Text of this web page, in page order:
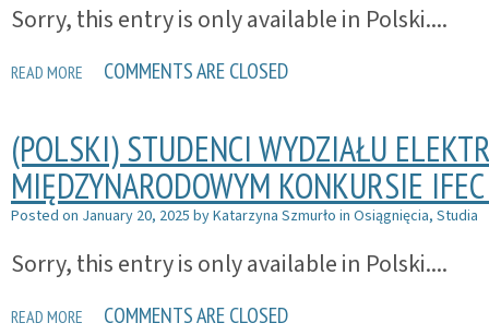
Sorry, this entry is only available in Polski....
READ MORE COMMENTS ARE CLOSED
(POLSKI) STUDENCI WYDZIAŁU
MIĘDZYNARODOWYM KONKURSIE
Posted on January 20, 2025 byKatarzyna Szmurło in Osiągnięcia, Studia
Sorry, this entry is only available in Polski....
READ MORE COMMENTS ARE CLOSED